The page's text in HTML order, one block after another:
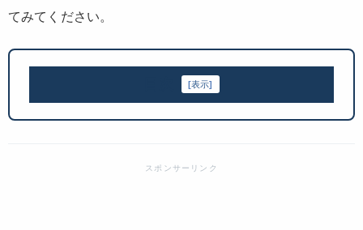
てみてください。
[表示]